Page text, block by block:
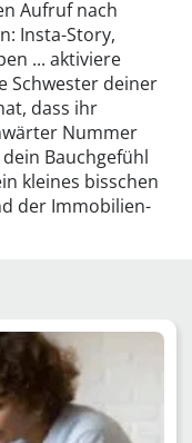
Aufruf nach
Insta-Story,
... aktiviere
Schwester deiner
dass ihr
Nummer
Bauchgefühl
kleines bisschen
der Immobilien-